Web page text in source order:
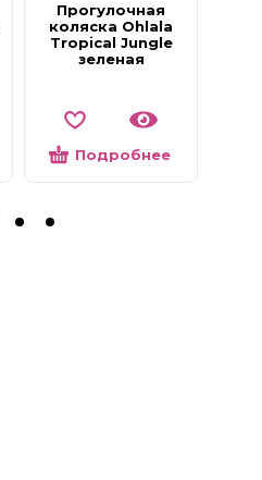
Прогулочная
коляска Ohlala
Tropical Jungle
зеленая
Подробнее